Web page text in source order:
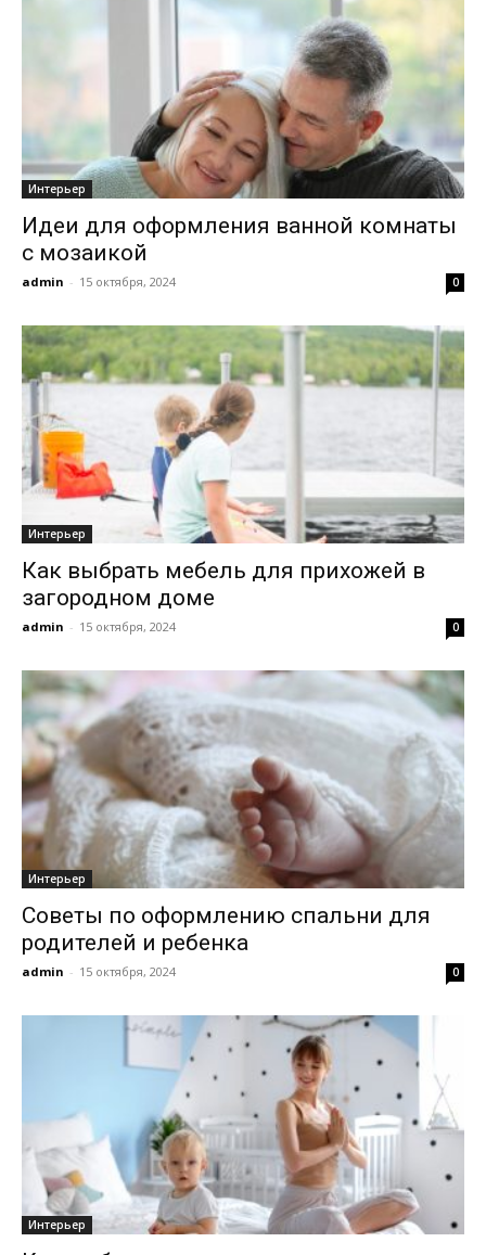
Интерьер
Идеи для оформления ванной комнаты
с мозаикой
admin - 15 октября, 2024 0
Интерьер
Как выбрать мебель для прихожей в
загородном доме
admin - 15 октября, 2024 0
Интерьер
Советы по оформлению спальни для
родителей и ребенка
admin - 15 октября, 2024 0
Интерьер